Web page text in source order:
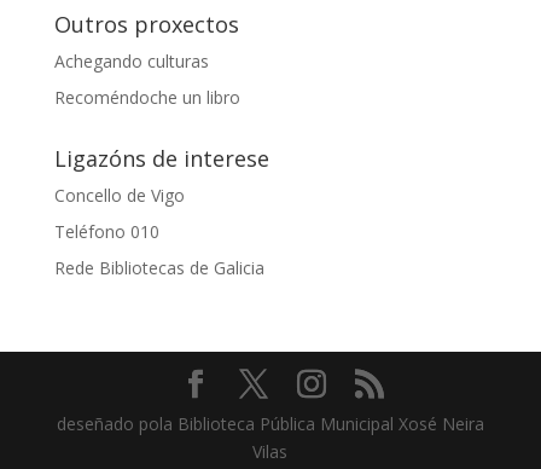
Outros proxectos
Achegando culturas
Recoméndoche un libro
Ligazóns de interese
Concello de Vigo
Teléfono 010
Rede Bibliotecas de Galicia
deseñado pola Biblioteca Pública Municipal Xosé Neira
Vilas